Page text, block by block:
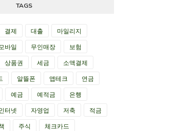
TAGS
결제 대출
마일리지
바일 무인매장
보험
상품권 세금
소액결제
알뜰폰 앱테크
연금
예금 예적금
은행
터넷 자영업 저축
적금
주식
체크카드